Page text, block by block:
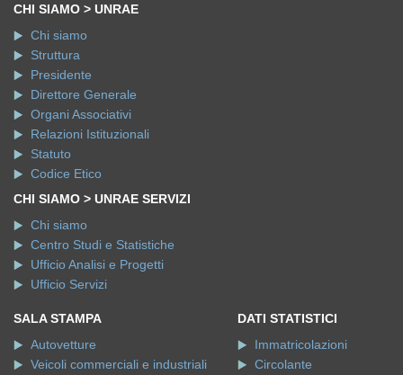
CHI SIAMO > UNRAE
Chi siamo
Struttura
Presidente
Direttore Generale
Organi Associativi
Relazioni Istituzionali
Statuto
Codice Etico
CHI SIAMO > UNRAE SERVIZI
Chi siamo
Centro Studi e Statistiche
Ufficio Analisi e Progetti
Ufficio Servizi
SALA STAMPA
Autovetture
Veicoli commerciali e industriali
DATI STATISTICI
Immatricolazioni
Circolante